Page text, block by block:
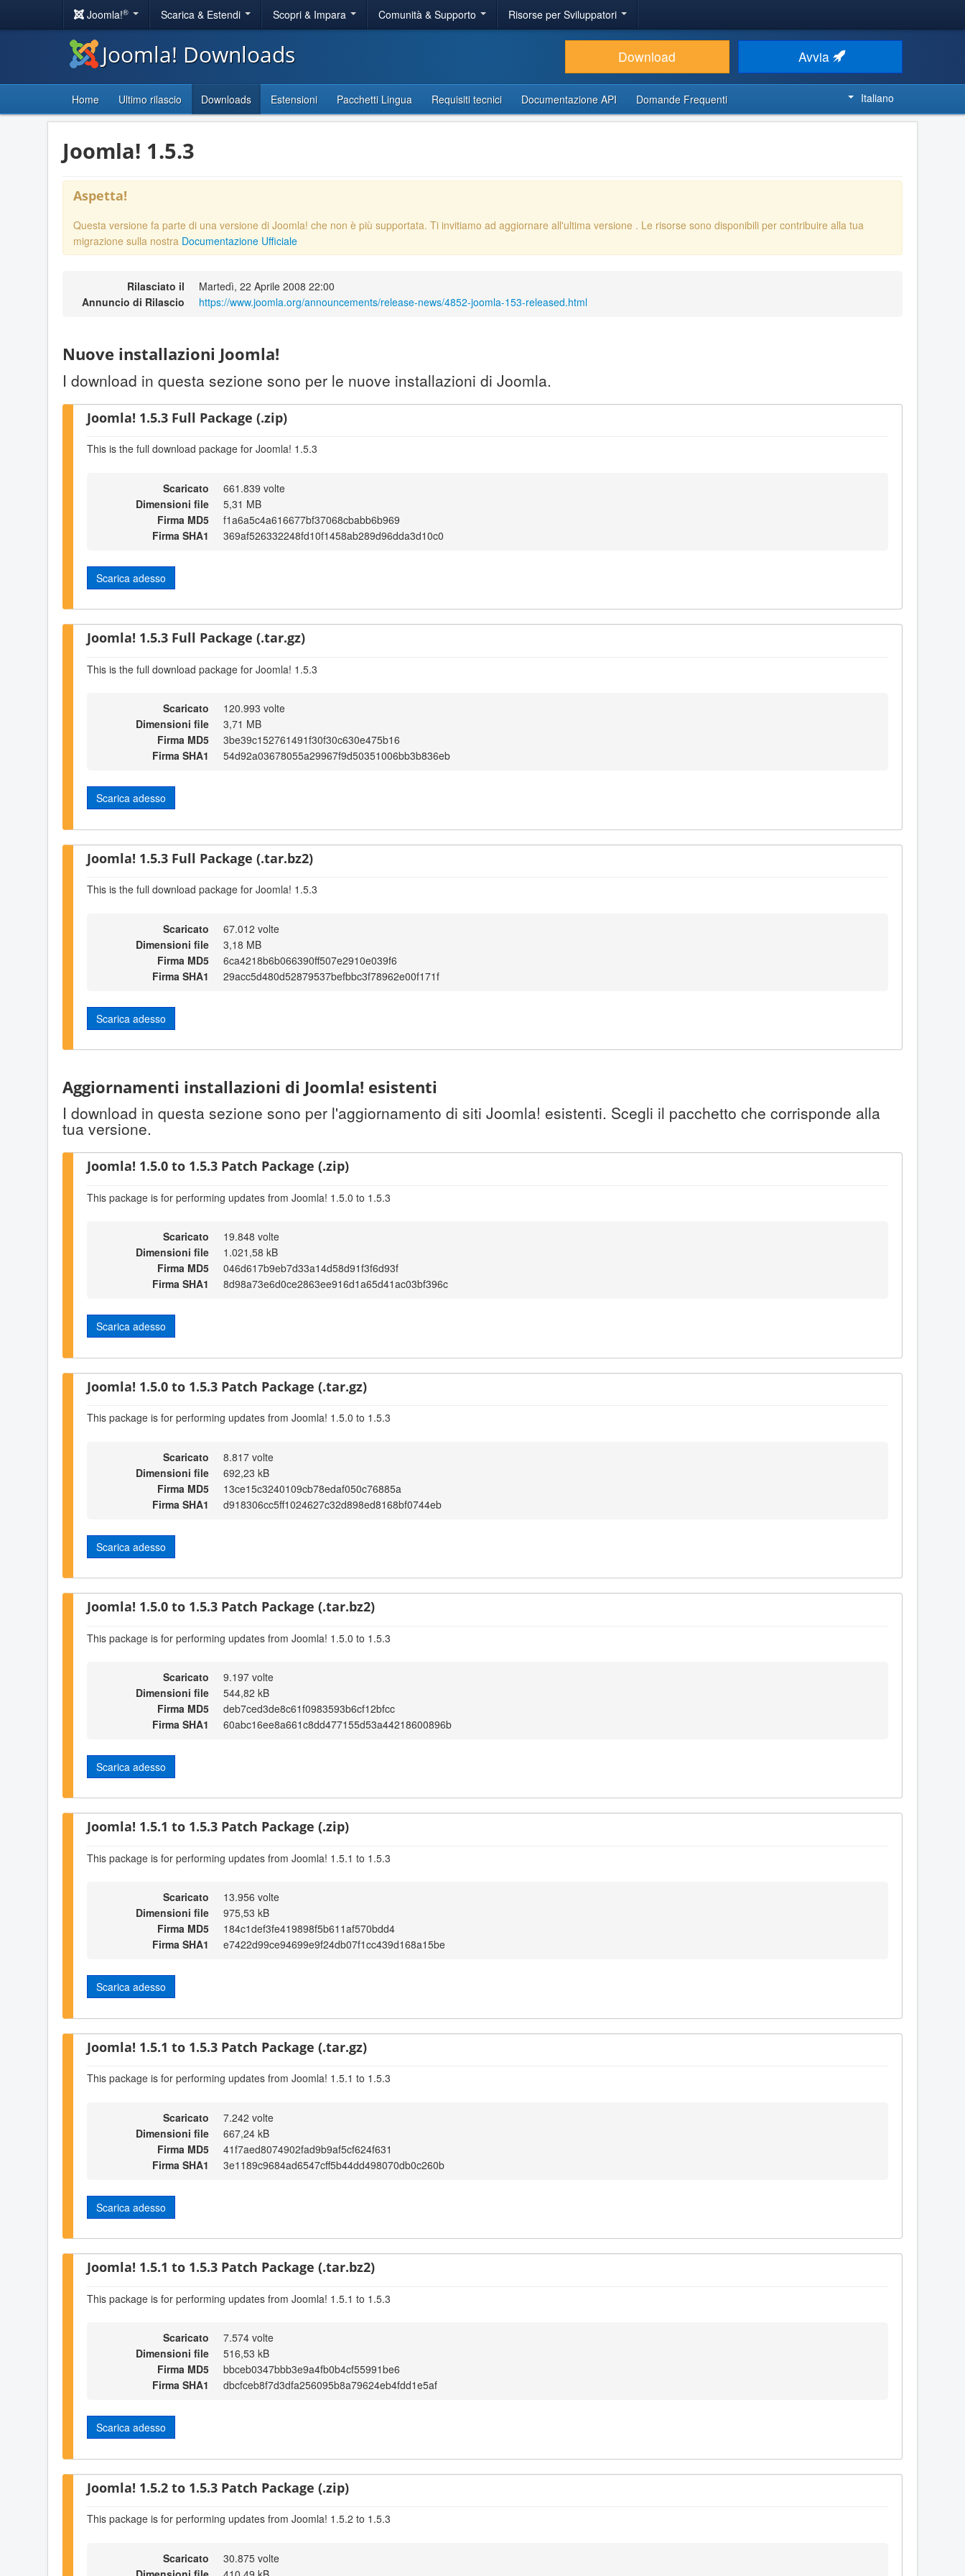
Joomla!® Scarica & Estendi Scopri & Impara Comunità & Supporto Risorse per Sviluppatori
Joomla! Downloads Download Avvia
Home Ultimo rilascio Downloads Estensioni Pacchetti Lingua Requisiti tecnici Documentazione API Domande Frequenti Italiano
Joomla! 1.5.3
Aspetta!
Questa versione fa parte di una versione di Joomla! che non è più supportata. Ti invitiamo ad aggiornare all'ultima versione . Le risorse sono disponibili per contribuire alla tua
migrazione sulla nostra Documentazione Ufficiale
Rilasciato il
Martedì, 22 Aprile 2008 22:00
Annuncio di Rilascio
https://www.joomla.org/announcements/release-news/4852-joomla-153-released.html
Nuove installazioni Joomla!
I download in questa sezione sono per le nuove installazioni di Joomla.
Joomla! 1.5.3 Full Package (.zip)
This is the full download package for Joomla! 1.5.3
Scaricato
661.839 volte
Dimensioni file
5,31 MB
Firma MD5
f1a6a5c4a616677bf37068cbabb6b969
Firma SHA1
369af526332248fd10f1458ab289d96dda3d10c0
Scarica adesso
Joomla! 1.5.3 Full Package (.tar.gz)
This is the full download package for Joomla! 1.5.3
Scaricato
120.993 volte
Dimensioni file
3,71 MB
Firma MD5
3be39c152761491f30f30c630e475b16
Firma SHA1
54d92a03678055a29967f9d50351006bb3b836eb
Scarica adesso
Joomla! 1.5.3 Full Package (.tar.bz2)
This is the full download package for Joomla! 1.5.3
Scaricato
67.012 volte
Dimensioni file
3,18 MB
Firma MD5
6ca4218b6b066390ff507e2910e039f6
Firma SHA1
29acc5d480d52879537befbbc3f78962e00f171f
Scarica adesso
Aggiornamenti installazioni di Joomla! esistenti
I download in questa sezione sono per l'aggiornamento di siti Joomla! esistenti. Scegli il pacchetto che corrisponde alla
tua versione.
Joomla! 1.5.0 to 1.5.3 Patch Package (.zip)
This package is for performing updates from Joomla! 1.5.0 to 1.5.3
Scaricato
19.848 volte
Dimensioni file
1.021,58 kB
Firma MD5
046d617b9eb7d33a14d58d91f3f6d93f
Firma SHA1
8d98a73e6d0ce2863ee916d1a65d41ac03bf396c
Scarica adesso
Joomla! 1.5.0 to 1.5.3 Patch Package (.tar.gz)
This package is for performing updates from Joomla! 1.5.0 to 1.5.3
Scaricato
8.817 volte
Dimensioni file
692,23 kB
Firma MD5
13ce15c3240109cb78edaf050c76885a
Firma SHA1
d918306cc5ff1024627c32d898ed8168bf0744eb
Scarica adesso
Joomla! 1.5.0 to 1.5.3 Patch Package (.tar.bz2)
This package is for performing updates from Joomla! 1.5.0 to 1.5.3
Scaricato
9.197 volte
Dimensioni file
544,82 kB
Firma MD5
deb7ced3de8c61f0983593b6cf12bfcc
Firma SHA1
60abc16ee8a661c8dd477155d53a44218600896b
Scarica adesso
Joomla! 1.5.1 to 1.5.3 Patch Package (.zip)
This package is for performing updates from Joomla! 1.5.1 to 1.5.3
Scaricato
13.956 volte
Dimensioni file
975,53 kB
Firma MD5
184c1def3fe419898f5b611af570bdd4
Firma SHA1
e7422d99ce94699e9f24db07f1cc439d168a15be
Scarica adesso
Joomla! 1.5.1 to 1.5.3 Patch Package (.tar.gz)
This package is for performing updates from Joomla! 1.5.1 to 1.5.3
Scaricato
7.242 volte
Dimensioni file
667,24 kB
Firma MD5
41f7aed8074902fad9b9af5cf624f631
Firma SHA1
3e1189c9684ad6547cff5b44dd498070db0c260b
Scarica adesso
Joomla! 1.5.1 to 1.5.3 Patch Package (.tar.bz2)
This package is for performing updates from Joomla! 1.5.1 to 1.5.3
Scaricato
7.574 volte
Dimensioni file
516,53 kB
Firma MD5
bbceb0347bbb3e9a4fb0b4cf55991be6
Firma SHA1
dbcfceb8f7d3dfa256095b8a79624eb4fdd1e5af
Scarica adesso
Joomla! 1.5.2 to 1.5.3 Patch Package (.zip)
This package is for performing updates from Joomla! 1.5.2 to 1.5.3
Scaricato
30.875 volte